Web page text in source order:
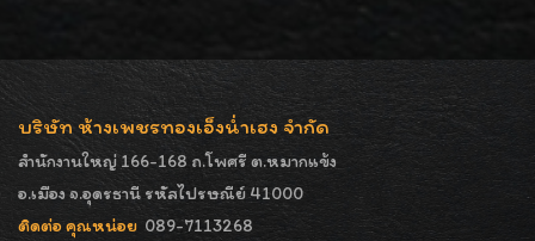
บริษัท ห้างเพชรทองเอ็งน่ำเฮง จำกัด
สำนักงานใหญ่ 166-168 ถ.โพศรี ต.หมากแข้ง
อ.เมือง จ.อุดรธานี รหัสไปรษณีย์ 41000
ติดต่อ คุณหน่อย 089-7113268